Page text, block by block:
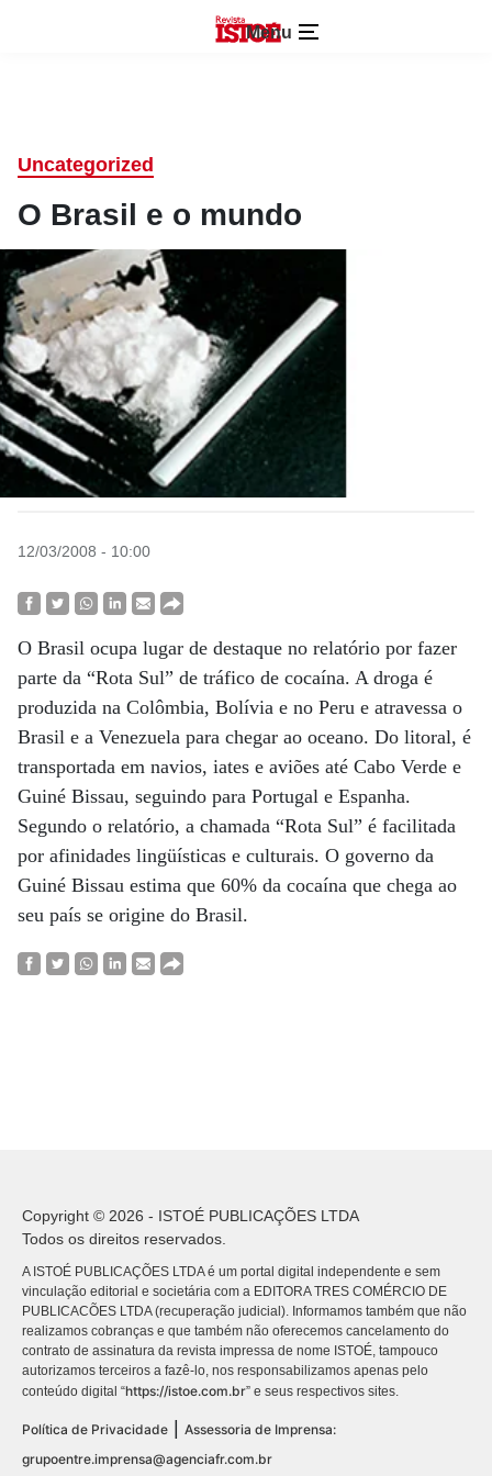
Menu
Uncategorized
O Brasil e o mundo
12/03/2008 - 10:00
O Brasil ocupa lugar de destaque no relatório por fazer
parte da “Rota Sul” de tráfico de cocaína. A droga é
produzida na Colômbia, Bolívia e no Peru e atravessa o
Brasil e a Venezuela para chegar ao oceano. Do litoral, é
transportada em navios, iates e aviões até Cabo Verde e
Guiné Bissau, seguindo para Portugal e Espanha.
Segundo o relatório, a chamada “Rota Sul” é facilitada
por afinidades lingüísticas e culturais. O governo da
Guiné Bissau estima que 60% da cocaína que chega ao
seu país se origine do Brasil.
Copyright © 2026 - ISTOÉ PUBLICAÇÕES LTDA
Todos os direitos reservados.
A ISTOÉ PUBLICAÇÕES LTDA é um portal digital independente e sem
vinculação editorial e societária com a EDITORA TRES COMÉRCIO DE
PUBLICACÕES LTDA (recuperação judicial). Informamos também que não
realizamos cobranças e que também não oferecemos cancelamento do
contrato de assinatura da revista impressa de nome ISTOÉ, tampouco
autorizamos terceiros a fazê-lo, nos responsabilizamos apenas pelo
conteúdo digital “https://istoe.com.br” e seus respectivos sites.
Política de Privacidade
Assessoria de Imprensa:
grupoentre.imprensa@agenciafr.com.br